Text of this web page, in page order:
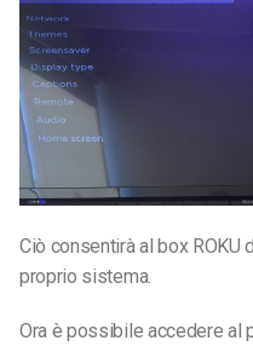
Ciò consentirà al box ROKU
proprio sistema.
Ora è possibile accedere al